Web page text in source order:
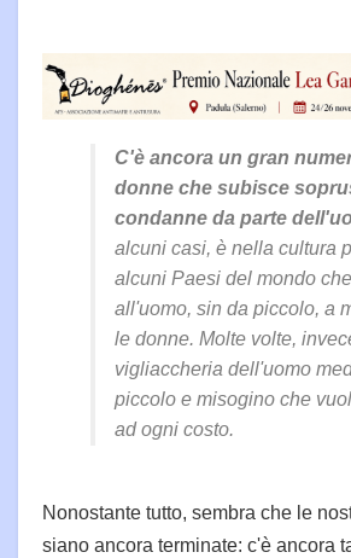
C'è ancora un gran
donne che subisce
condanne da parte
alcuni casi, è nella cultura
alcuni Paesi del mondo
all'uomo, sin da piccolo, a
le donne. Molte volte,
vigliaccheria dell'uomo
piccolo e misogino che
ad ogni costo.
Nonostante tutto, sembra che le
siano ancora terminate: c'è ancora